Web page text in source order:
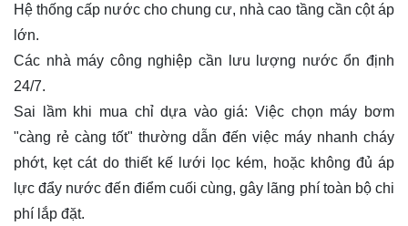
Hệ thống cấp nước cho chung cư, nhà cao tầng cần cột áp
lớn.
Các nhà máy công nghiệp cần lưu lượng nước ổn định
24/7.
Sai lầm khi mua chỉ dựa vào giá: Việc chọn máy bơm
"càng rẻ càng tốt" thường dẫn đến việc máy nhanh cháy
phớt, kẹt cát do thiết kế lưới lọc kém, hoặc không đủ áp
lực đẩy nước đến điểm cuối cùng, gây lãng phí toàn bộ chi
phí lắp đặt.